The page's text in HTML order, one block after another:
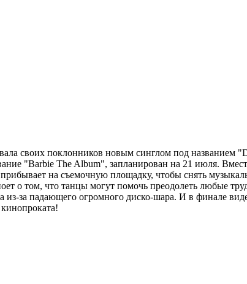
своих поклонников новым синглом под названием
"Barbie The Album", запланирован на 21 июля.
на съемочную площадку, чтобы снять
о том, что танцы могут помочь преодолеть любые
из-за падающего огромного диско-шара. И в финале